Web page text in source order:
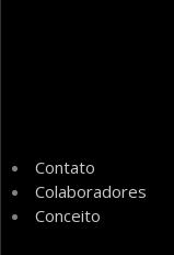
Contato
Colaboradores
Conceito